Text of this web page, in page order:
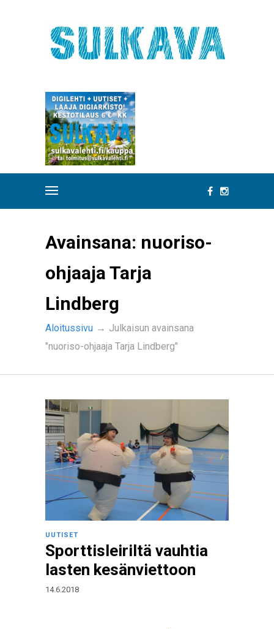
Avainsana: nuoriso-
ohjaaja Tarja
Lindberg
Aloitussivu → Julkaisun avainsana
"nuoriso-ohjaaja Tarja Lindberg"
UUTISET
Sporttisleiriltä vauhtia
lasten kesänviettoon
14.6.2018